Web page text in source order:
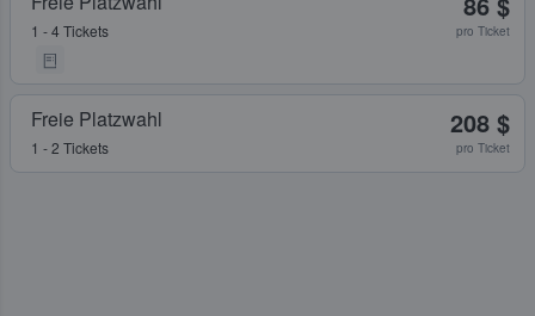
1 - 4 Tickets pro Ticket
Freie Platzwahl
1 - 2 Tickets
208 $
pro Ticket